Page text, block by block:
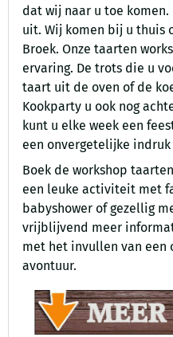
dat wij naar u toe
uit. Wij komen bij u thuis
Broek. Onze taarten
ervaring. De trots die u
taart uit de oven of de
Kookparty u ook nog
kunt u elke week een
een onvergetelijke indruk
Boek de workshop
een leuke activiteit met
babyshower of gezellig
vrijblijvend meer
met het invullen van een
avontuur.